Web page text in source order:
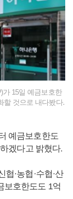
15일 예금보호한
할 것으로 내다봤다.
예금보호한도
겠다고 밝혔다.
·농협·수협·산
보호한도도 1억